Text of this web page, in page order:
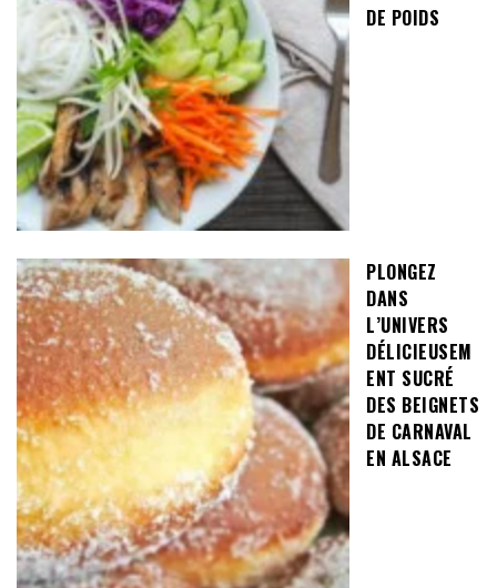
DE POIDS
PLONGEZ
DANS
L’UNIVERS
DÉLICIEUSEM
ENT SUCRÉ
DES BEIGNETS
DE CARNAVAL
EN ALSACE